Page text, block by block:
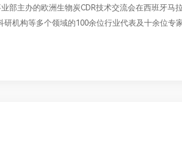
部主办的欧洲生物炭CDR技术交流会在西班牙马拉
机构等多个领域的100余位行业代表及十余位专